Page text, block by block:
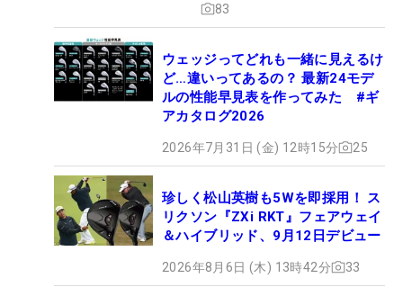
83
ウェッジってどれも一緒に見えるけ
ど…違いってあるの？ 最新24モデ
ルの性能早見表を作ってみた #ギ
アカタログ2026
2026年7月31日 (金) 12時15分 25
珍しく松山英樹も5Wを即採用！ ス
リクソン『ZXi RKT』フェアウェイ
＆ハイブリッド、9月12日デビュー
2026年8月6日 (木) 13時42分 33